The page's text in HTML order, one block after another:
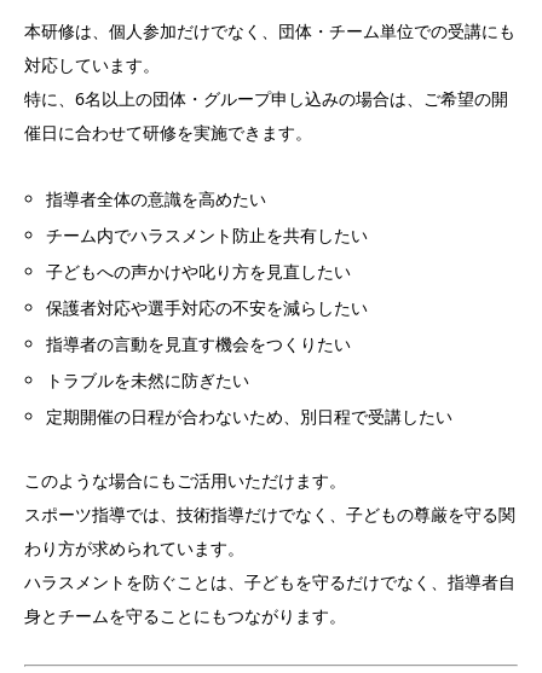
本研修は、個人参加だけでなく、団体・チーム単位での受講にも
対応しています。
特に、6名以上の団体・グループ申し込みの場合は、ご希望の開
催日に合わせて研修を実施できます。
指導者全体の意識を高めたい
チーム内でハラスメント防止を共有したい
子どもへの声かけや叱り方を見直したい
保護者対応や選手対応の不安を減らしたい
指導者の言動を見直す機会をつくりたい
トラブルを未然に防ぎたい
定期開催の日程が合わないため、別日程で受講したい
このような場合にもご活用いただけます。
スポーツ指導では、技術指導だけでなく、子どもの尊厳を守る関
わり方が求められています。
ハラスメントを防ぐことは、子どもを守るだけでなく、指導者自
身とチームを守ることにもつながります。